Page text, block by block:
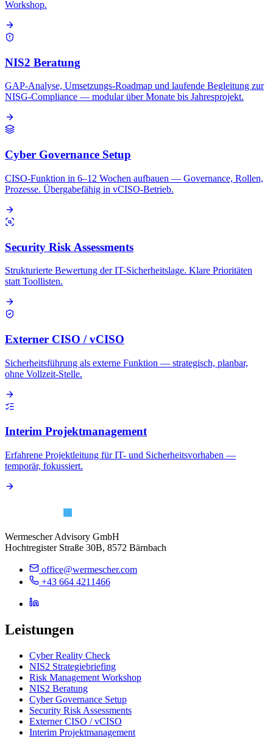
Workshop.
NIS2 Beratung
GAP-Analyse, Umsetzungs-Roadmap und laufende Begleitung zur
NISG-Compliance — modular über Monate bis Jahresprojekt.
Cyber Governance Setup
CISO-Funktion in 6–12 Wochen aufbauen — Governance, Rollen,
Prozesse. Übergabefähig in vCISO-Betrieb.
Security Risk Assessments
Strukturierte Bewertung der IT-Sicherheitslage. Klare Prioritäten
statt Toollisten.
Externer CISO / vCISO
Sicherheitsführung als externe Funktion — strategisch, planbar,
ohne Vollzeit-Stelle.
Interim Projektmanagement
Erfahrene Projektleitung für IT- und Sicherheitsvorhaben —
temporär, fokussiert.
Wermescher Advisory GmbH
Hochtregister Straße 30B, 8572 Bärnbach
office@wermescher.com
+43 664 4211466
Leistungen
Cyber Reality Check
NIS2 Strategiebriefing
Risk Management Workshop
NIS2 Beratung
Cyber Governance Setup
Security Risk Assessments
Externer CISO / vCISO
Interim Projektmanagement